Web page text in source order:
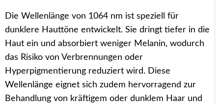
Die Wellenlänge von 1064 nm ist speziell für
dunklere Hauttöne entwickelt. Sie dringt tiefer in die
Haut ein und absorbiert weniger Melanin, wodurch
das Risiko von Verbrennungen oder
Hyperpigmentierung reduziert wird. Diese
Wellenlänge eignet sich zudem hervorragend zur
Behandlung von kräftigem oder dunklem Haar und